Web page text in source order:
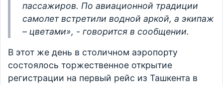
пассажиров. По авиационной традиции
самолет встретили водной аркой, а экипаж
– цветами», - говорится в сообщении.
В этот же день в столичном аэропорту
состоялось торжественное открытие
регистрации на первый рейс из Ташкента в